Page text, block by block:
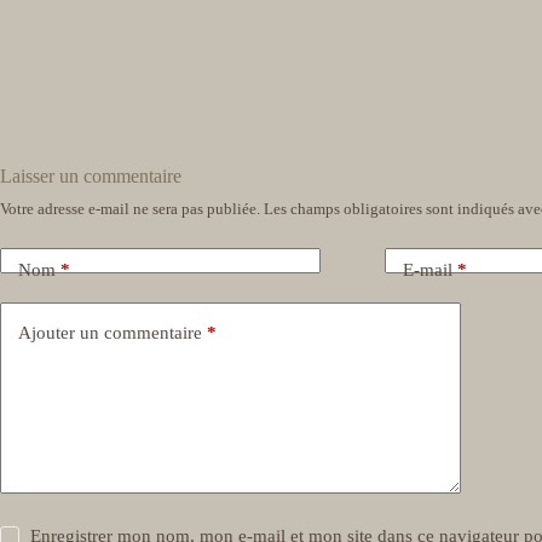
Laisser un commentaire
Votre adresse e-mail ne sera pas publiée. Les champs obligatoires sont indiqués
Nom* E-mail*
Ajouter un commentaire *
Enregistrer mon nom, mon e-mail et mon site dans ce navigateur